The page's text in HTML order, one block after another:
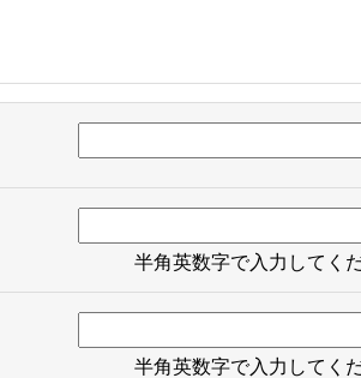
半角英数字で入力してく
半角英数字で入力してく